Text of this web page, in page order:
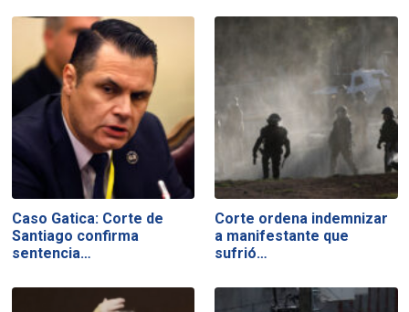
Caso Gatica: Corte de
Santiago confirma
sentencia…
Corte ordena indemnizar
a manifestante que
sufrió…